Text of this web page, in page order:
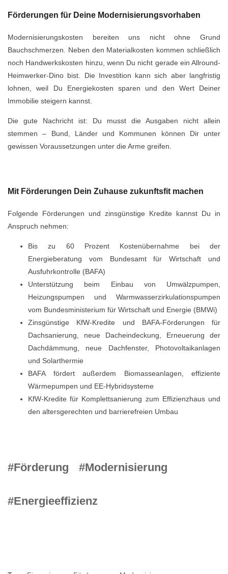
Förderungen für Deine Modernisierungsvorhaben
Modernisierungskosten bereiten uns nicht ohne Grund
Bauchschmerzen. Neben den Materialkosten kommen schließlich
noch Handwerkskosten hinzu, wenn Du nicht gerade ein Allround-
Heimwerker-Dino bist. Die Investition kann sich aber langfristig
lohnen, weil Du Energiekosten sparen und den Wert Deiner
Immobilie steigern kannst.
Die gute Nachricht ist: Du musst die Ausgaben nicht allein
stemmen – Bund, Länder und Kommunen können Dir unter
gewissen Voraussetzungen unter die Arme greifen.
Mit Förderungen Dein Zuhause zukunftsfit machen
Folgende Förderungen und zinsgünstige Kredite kannst Du in
Anspruch nehmen:
Bis zu 60 Prozent Kostenübernahme bei der
Energieberatung vom Bundesamt für Wirtschaft und
Ausfuhrkontrolle (BAFA)
Unterstützung beim Einbau von Umwälzpumpen,
Heizungspumpen und Warmwasserzirkulationspumpen
vom Bundesministerium für Wirtschaft und Energie (BMWi)
Zinsgünstige KfW-Kredite und BAFA-Förderungen für
Dachsanierung, neue Dacheindeckung, Erneuerung der
Dachdämmung, neue Dachfenster, Photovoltaikanlagen
und Solarthermie
BAFA fördert außerdem Biomasseanlagen, effiziente
Wärmepumpen und EE-Hybridsysteme
KfW-Kredite für Komplettsanierung zum Effizienzhaus und
den altersgerechten und barrierefreien Umbau
#Förderung #Modernisierung
#Energieeffizienz